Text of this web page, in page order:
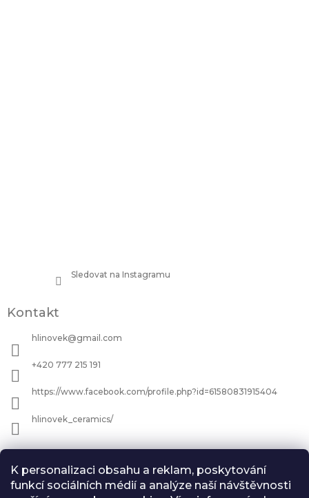
K personalizaci obsahu a reklam, poskytování
funkcí sociálních médií a analýze naší návštěvnosti
Sledovat na Instagramu
Kontakt
hlinovek@gmail.com
+420 777 215 191
https://www.facebook.com/profile.php?id=61580831915404
hlinovek_ceramics/
Informace pro vás
Jak nakupovat